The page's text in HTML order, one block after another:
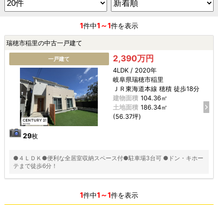
1件中1～1件を表示
瑞穂市稲里の中古一戸建て
一戸建て
29枚
2,390万円
4LDK / 2020年
岐阜県瑞穂市稲里
ＪＲ東海道本線 穂積 徒歩18分
建物面積 104.36㎡
土地面積 186.34㎡
(56.37坪)
●４ＬＤＫ●便利な全居室収納スペース付●駐車場3台可 ●ドン・キホー
テまで徒歩6分！
1件中1～1件を表示